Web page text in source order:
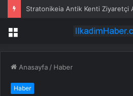
Stratonikeia Antik Kenti Ziyaretçi
Menü
Anasayfa / Haber
Haber